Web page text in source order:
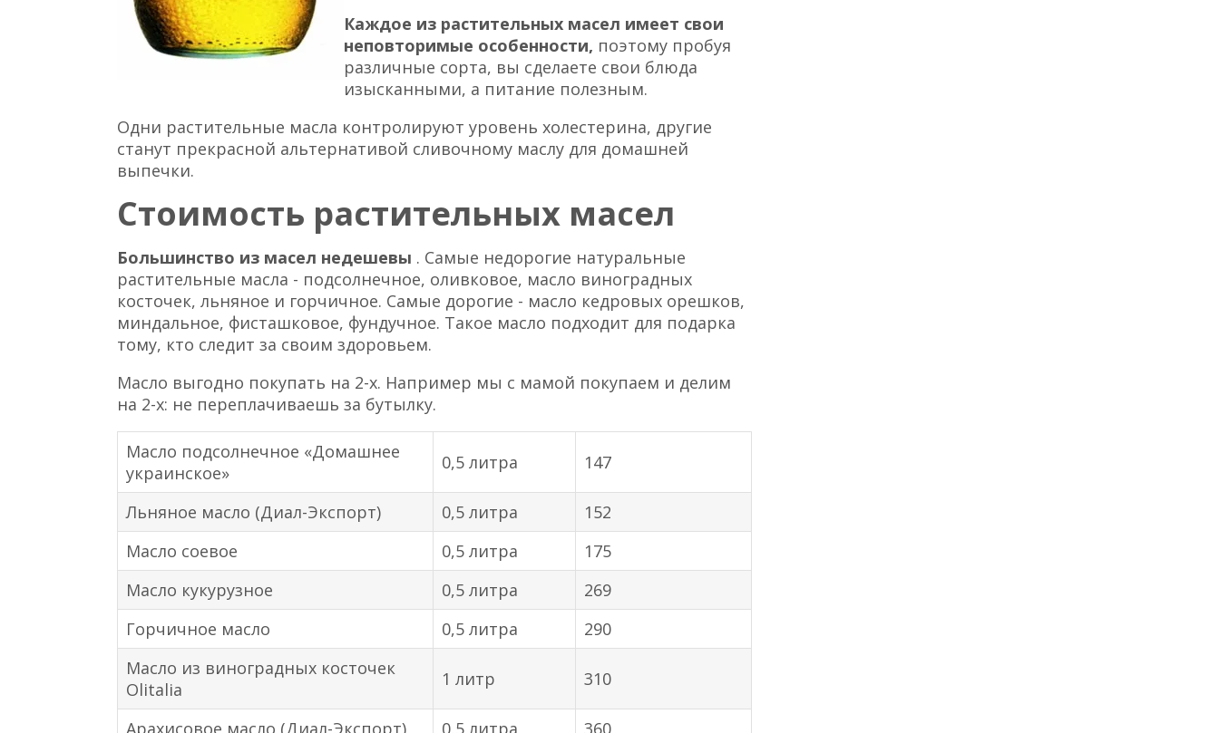
Каждое из растительных масел имеет свои
неповторимые особенности, поэтому пробуя
различные сорта, вы сделаете свои блюда
изысканными, а питание полезным.
Одни растительные масла контролируют уровень холестерина, другие
станут прекрасной альтернативой сливочному маслу для домашней
выпечки.
Стоимость растительных масел
Большинство из масел недешевы . Самые недорогие натуральные
растительные масла - подсолнечное, оливковое, масло виноградных
косточек, льняное и горчичное. Самые дорогие - масло кедровых орешков,
миндальное, фисташковое, фундучное. Такое масло подходит для подарка
тому, кто следит за своим здоровьем.
Масло выгодно покупать на 2-х. Например мы с мамой покупаем и делим
на 2-х: не переплачиваешь за бутылку.
Масло подсолнечное «Домашнее
украинское»
0,5 литра 147
Льняное масло (Диал-Экспорт) 0,5 литра
152
Масло соевое
0,5 литра
175
Масло кукурузное
0,5 литра
269
Горчичное масло
0,5 литра
290
Масло из виноградных косточек
Olitalia
1 литр 310
Арахисовое масло (Диал-Экспорт) 0,5 литра
360